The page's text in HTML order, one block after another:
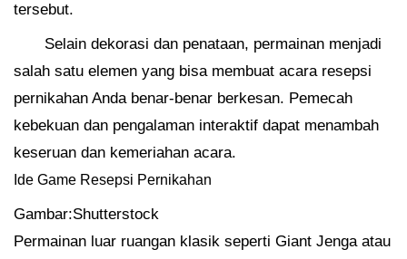
tersebut.
Selain dekorasi dan penataan, permainan menjadi
salah satu elemen yang bisa membuat acara resepsi
pernikahan Anda benar-benar berkesan. Pemecah
kebekuan dan pengalaman interaktif dapat menambah
keseruan dan kemeriahan acara.
Ide Game Resepsi Pernikahan
Gambar:Shutterstock
Permainan luar ruangan klasik seperti Giant Jenga atau